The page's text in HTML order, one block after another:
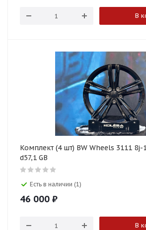
В
Комплект (4 шт) BW Wheels 3111 8j-
d57,1 GB
Есть в наличии (1)
46 000 ₽
В